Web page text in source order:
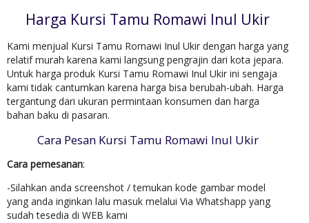
Harga Kursi Tamu Romawi Inul Ukir
Kami menjual Kursi Tamu Romawi Inul Ukir dengan harga yang
relatif murah karena kami langsung pengrajin dari kota jepara.
Untuk harga produk Kursi Tamu Romawi Inul Ukir ini sengaja
kami tidak cantumkan karena harga bisa berubah-ubah. Harga
tergantung dari ukuran permintaan konsumen dan harga
bahan baku di pasaran.
Cara Pesan Kursi Tamu Romawi Inul Ukir
Cara pemesanan:
-Silahkan anda screenshot / temukan kode gambar model
yang anda inginkan lalu masuk melalui Via Whatshapp yang
sudah tesedia di WEB kami